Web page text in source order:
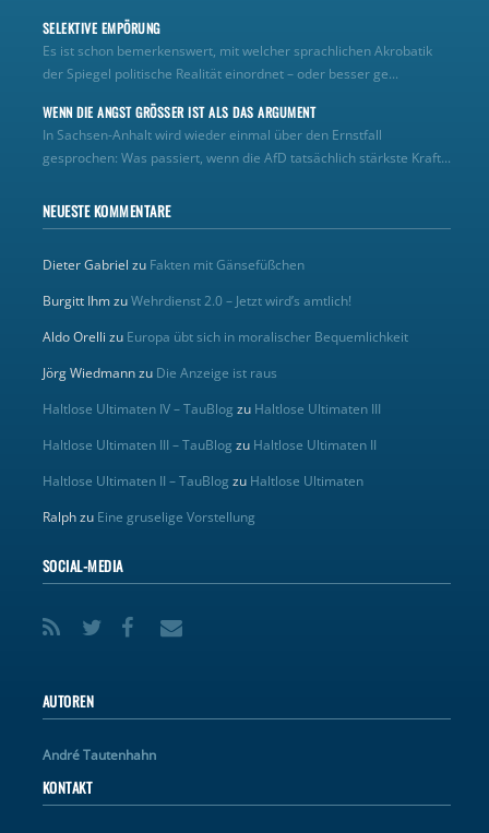
SELEKTIVE EMPÖRUNG
Es ist schon bemerkenswert, mit welcher sprachlichen Akrobatik
der Spiegel politische Realität einordnet – oder besser ge...
WENN DIE ANGST GRÖSSER IST ALS DAS ARGUMENT
In Sachsen-Anhalt wird wieder einmal über den Ernstfall
gesprochen: Was passiert, wenn die AfD tatsächlich stärkste Kraft...
NEUESTE KOMMENTARE
Dieter Gabriel zu Fakten mit Gänsefüßchen
Burgitt IhmzuWehrdienst 2.0 – Jetzt wird’s amtlich!
Aldo Orelli zu Europa übt sich in moralischer Bequemlichkeit
Jörg Wiedmannzu Die Anzeige ist raus
Haltlose Ultimaten IV – TauBlog zu Haltlose Ultimaten III
Haltlose Ultimaten III – TauBlog zu Haltlose Ultimaten II
Haltlose Ultimaten II – TauBlog zu Haltlose Ultimaten
Ralphzu Eine gruselige Vorstellung
SOCIAL-MEDIA
AUTOREN
André Tautenhahn
KONTAKT